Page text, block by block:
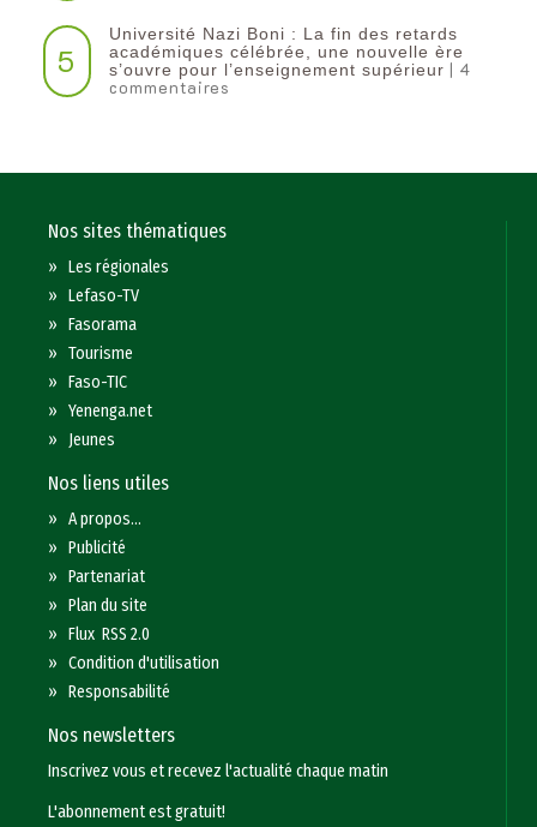
5
Université Nazi Boni : La fin des retards
académiques célébrée, une nouvelle ère
s’ouvre pour l’enseignement supérieur | 4
commentaires
Nos sites thématiques
»Les régionales
»Lefaso-TV
»Fasorama
»Tourisme
»Faso-TIC
»Yenenga.net
» Jeunes
Nos liens utiles
»A propos...
»Publicité
»Partenariat
»Plan du site
»Flux RSS 2.0
»Condition d'utilisation
»Responsabilité
Nos newsletters
Inscrivez vous et recevez l'actualité chaque matin
L'abonnement est gratuit!